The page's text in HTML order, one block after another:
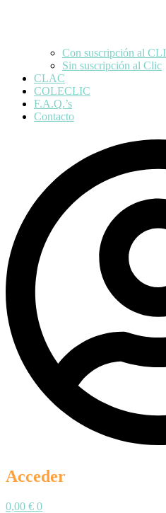
Con suscripción al
Sin suscripción al Clic
CLAC
COLECLIC
F.A.Q.’s
Contacto
Acceder
0,00 € 0